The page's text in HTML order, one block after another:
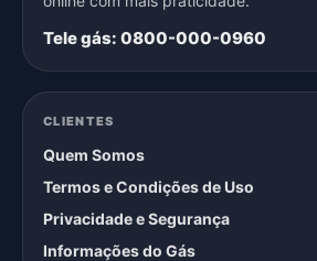
Tele gás: 0800-000-0960
CLIENTES
Quem Somos
Termos e Condições de Uso
Privacidade e Segurança
Informações do Gás